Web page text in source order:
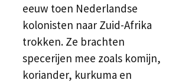
eeuw toen Nederlandse
kolonisten naar Zuid-Afrika
trokken. Ze brachten
specerijen mee zoals komijn,
koriander, kurkuma en